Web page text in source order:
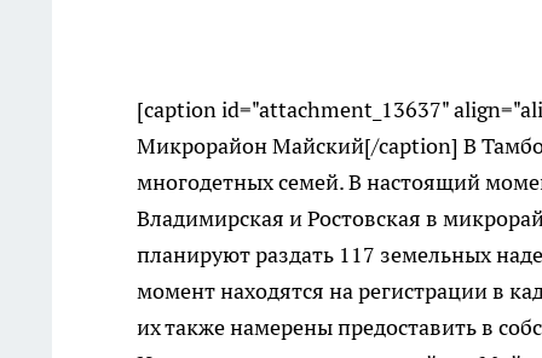
[caption id="attachment_13637"
Микрорайон Майский[/caption] В
многодетных семей. В настоящий
Владимирская и Ростовская в
планируют раздать 117 земельных
момент находятся на регистрации в
их также намерены предоставить в